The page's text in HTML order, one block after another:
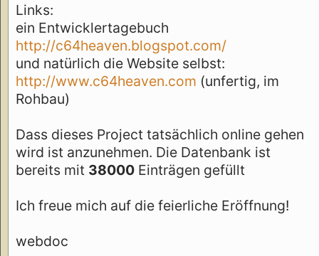
Links:
ein Entwicklertagebuch
http://c64heaven.blogspot.com/
und natürlich die Website selbst:
http://www.c64heaven.com (unfertig, im
Rohbau)
Dass dieses Project tatsächlich online gehen
wird ist anzunehmen. Die Datenbank ist
bereits mit 38000 Einträgen gefüllt
Ich freue mich auf die feierliche Eröffnung!
webdoc